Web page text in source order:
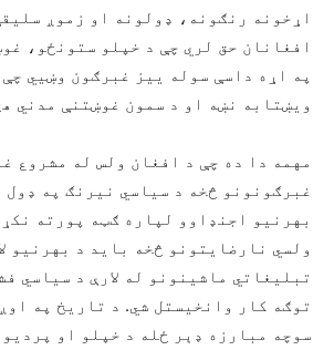
اړخونه رنګونه، ډولونه او زموږ
افغانان حق لري چې د خپلو ستونځو،
په اړه داسې سوله ييز غبرګون وښيي
ويښتابه نښه او د سمون غوښتنې مدني
مهمه دا ده چې د افغان ولس له مشروع
غبرګونونو څخه د سیاسي نيرنګ په ډول
بهرنیو اجنډاوو لپاره ګټه پورته
ولسي نارضایتونو څخه باید د بهرنیو
تبلیغاتي ماشینونو له لارې د سیاسي
توګه کار وانخیستل شي. د تاريخ په
سوچه مبارزه ډېر ځله د خپلو او